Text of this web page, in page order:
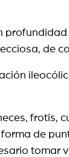
de
de
tomar